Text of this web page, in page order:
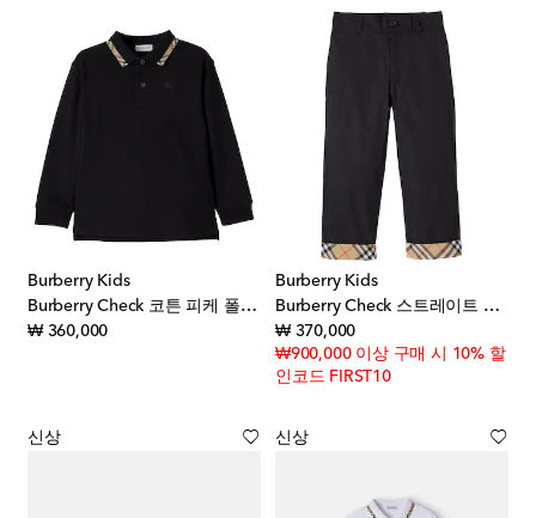
Burberry Kids
Burberry Check 코튼 피케 폴로 셔츠
₩ 360,000original price
Burberry Kids
Burberry Check 스트레이트 팬츠
₩ 370,000original price
₩900,000 이상 구매 시 10% 할
인코드 FIRST10
신상 신상